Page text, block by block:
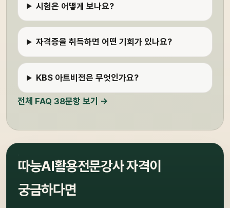
시험은 어떻게 보나요?
자격증을 취득하면 어떤 기회가 있나요?
KBS 아트비전은 무엇인가요?
전체 FAQ 38문항 보기 →
따능AI활용전문강사 자격이
궁금하다면